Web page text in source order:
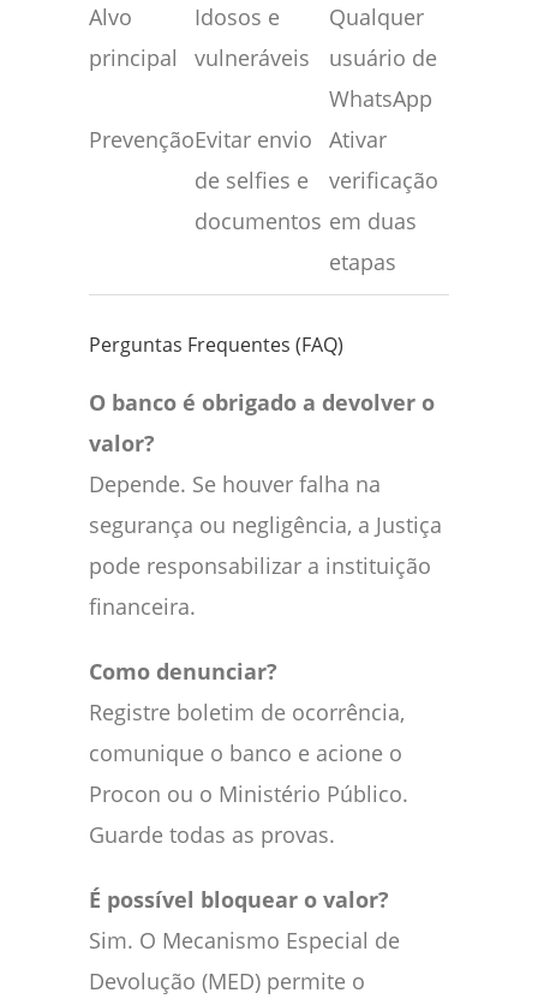
Alvo
principal
Idosos e
vulneráveis
Qualquer
usuário de
WhatsApp
PrevençãoEvitar envio
de selfies e
documentos
Ativar
verificação
em duas
etapas
Perguntas Frequentes (FAQ)
O banco é obrigado a devolver o
valor?
Depende. Se houver falha na
segurança ou negligência, a Justiça
pode responsabilizar a instituição
financeira.
Como denunciar?
Registre boletim de ocorrência,
comunique o banco e acione o
Procon ou o Ministério Público.
Guarde todas as provas.
É possível bloquear o valor?
Sim. O Mecanismo Especial de
Devolução (MED) permite o